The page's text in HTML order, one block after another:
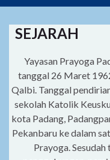
SEJARAH
Yayasan Prayoga
tanggal 26 Maret
Qalbi. Tanggal
sekolah Katolik
kota Padang,
Pekanbaru ke dalam
Prayoga.